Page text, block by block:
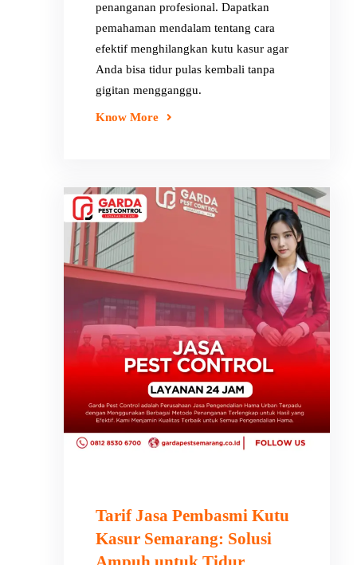
penanganan profesional. Dapatkan
pemahaman mendalam tentang cara
efektif menghilangkan kutu kasur agar
Anda bisa tidur pulas kembali tanpa
gigitan mengganggu.
Know More
Tarif Jasa Pembasmi Kutu
Kasur Semarang: Solusi